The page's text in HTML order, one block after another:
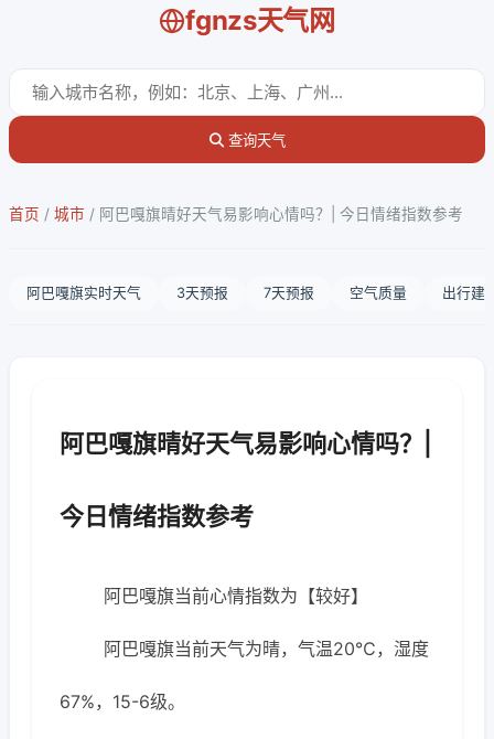
fgnzs天气网
查询天气
首页 / 城市 / 阿巴嘎旗晴好天气易影响心情吗？| 今日情绪指数参考
阿巴嘎旗实时天气 3天预报 7天预报 空气质量 出行建
阿巴嘎旗晴好天气易影响心情吗？|
今日情绪指数参考
阿巴嘎旗当前心情指数为【较好】
阿巴嘎旗当前天气为晴，气温20℃，湿度
67%，15-6级。